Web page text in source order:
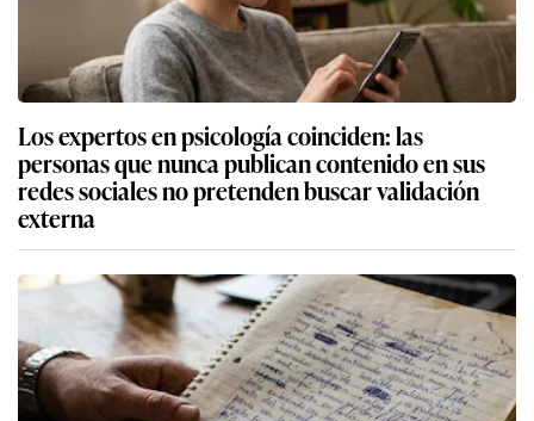
Los expertos en psicología coinciden: las
personas que nunca publican contenido en sus
redes sociales no pretenden buscar validación
externa